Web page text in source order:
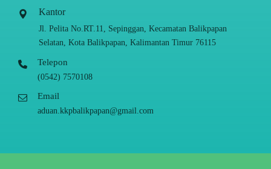
Kantor
Jl. Pelita No.RT.11, Sepinggan, Kecamatan Balikpapan
Selatan, Kota Balikpapan, Kalimantan Timur 76115
Telepon
(0542) 7570108
Email
aduan.kkpbalikpapan@gmail.com